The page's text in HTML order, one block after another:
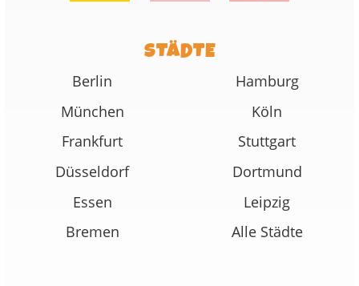
STÄDTE
Berlin
Hamburg
München
Köln
Frankfurt
Stuttgart
Düsseldorf
Dortmund
Essen
Leipzig
Bremen
Alle Städte